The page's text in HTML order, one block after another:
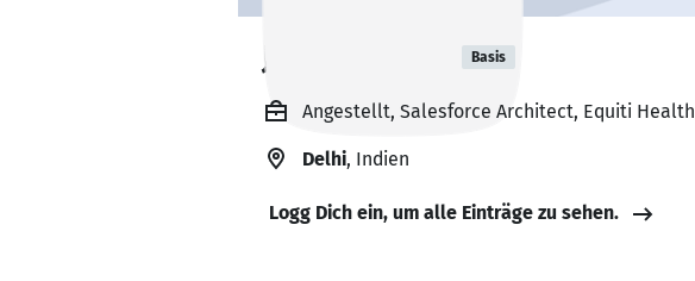
Jasleen Kaur Basis
Angestellt, Salesforce Architect, Equiti Health
Delhi, Indien
Logg Dich ein, um alle Einträge zu sehen.